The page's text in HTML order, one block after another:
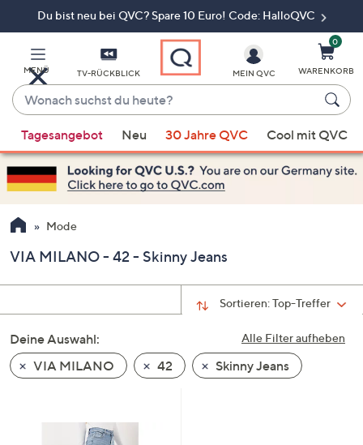
Du bist neu bei QVC? Spare 10 Euro! Code: HalloQVC
MENÜ TV-RÜCKBLICK
Wonach
suchst
du
heute?
Vorschläge
verfügbar
sind,
verwenden
Sie
Pfeiltasten
nach
und
nach
unten
oder
MEIN QVC
0
WARENKORB
Tagesangebot Neu 30 Jahre QVC Cool mit QVC
Mode
VIA MILANO - 42 - Skinny Jeans
Sortieren:Top-Treffer
Alle Filter aufheben
Deine Auswahl:
VIA MILANO
42 Skinny Jeans